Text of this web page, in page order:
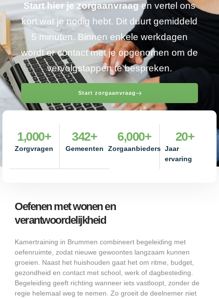
Start hier je zorgaanvraagen vertel ons
kort wat je nodig hebt. Dit duurt gemiddeld
5 minuten. Binnen enkele werkdagen
wordt er contact met je opgenomen om de
vervolgstappen te bespreken.
Start zorgaanvraag
Zorgvragen
1,000+
Gemeenten
342+
Zorgaanbieders
6,000+
Jaar
ervaring
20+
Oefenen met wonen en
verantwoordelijkheid
Kamertraining in Brummen combineert begeleiding met
oefenruimte, zodat nieuwe gewoontes langzaam kunnen
groeien. Naast het huishouden gaat het om ritme, budget,
gezondheid en contact met school, werk of dagbesteding.
Begeleiding geeft richting wanneer iets vastloopt, zonder de
regie helemaal weg te nemen. Zo groeit de deelnemer niet